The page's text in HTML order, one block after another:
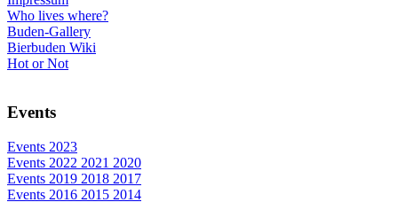
Who lives where?
Buden-Gallery
Bierbuden Wiki
Hot or Not
Events
Events 2023
Events 2022 2021 2020
Events 2019 2018 2017
Events 2016 2015 2014